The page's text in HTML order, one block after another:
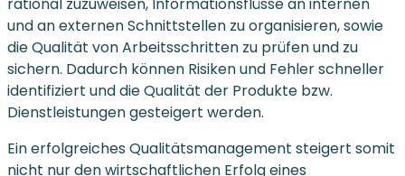
rational zuzuweisen, Informationsflüsse an internen
und an externen Schnittstellen zu organisieren, sowie
die Qualität von Arbeitsschritten zu prüfen und zu
sichern. Dadurch können Risiken und Fehler schneller
identifiziert und die Qualität der Produkte bzw.
Dienstleistungen gesteigert werden.
Ein erfolgreiches Qualitätsmanagement steigert somit
nicht nur den wirtschaftlichen Erfolg eines